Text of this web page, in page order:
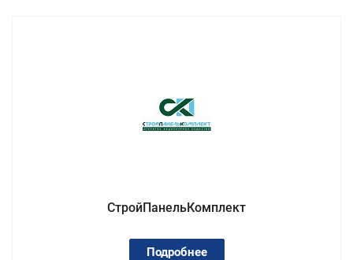
СтройПанельКомплект
Подробнее